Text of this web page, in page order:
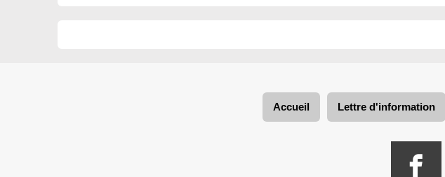
Accueil Lettre d'information